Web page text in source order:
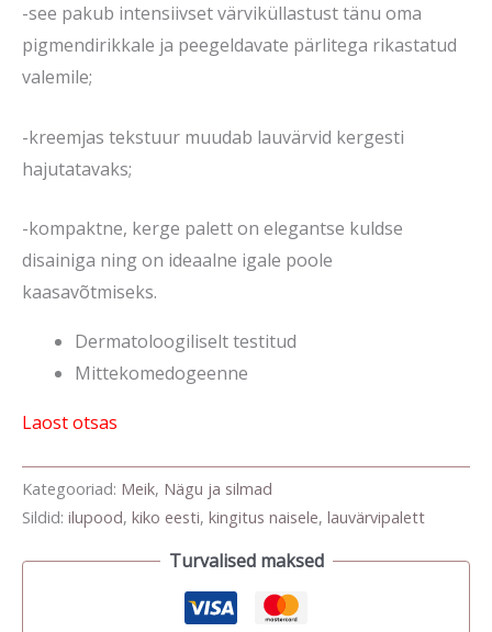
-see pakub intensiivset värviküllastust tänu oma
pigmendirikkale ja peegeldavate pärlitega rikastatud
valemile;
-kreemjas tekstuur muudab lauvärvid kergesti
hajutatavaks;
-kompaktne, kerge palett on elegantse kuldse
disainiga ning on ideaalne igale poole
kaasavõtmiseks.
Dermatoloogiliselt testitud
Mittekomedogeenne
Laost otsas
Kategooriad: Meik, Nägu ja silmad
Sildid: ilupood, kiko eesti, kingitus naisele, lauvärvipalett
Turvalised maksed